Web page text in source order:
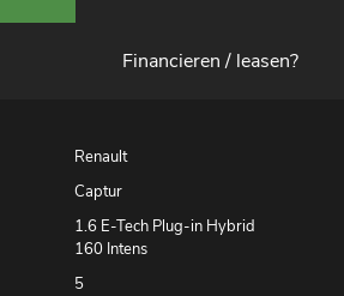
Financieren / leasen?
Renault
Captur
1.6 E-Tech Plug-in Hybrid
160 Intens
5